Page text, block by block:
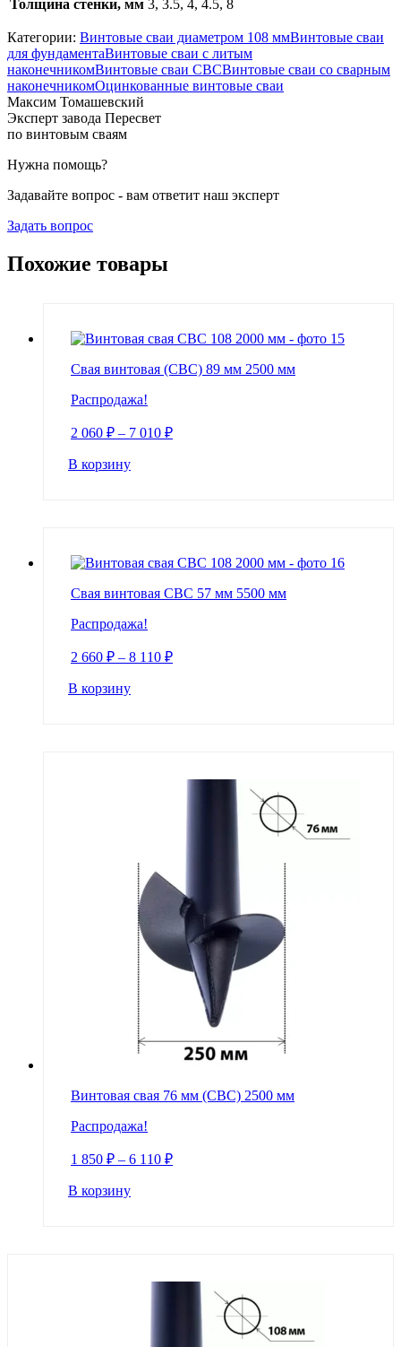
Толщина стенки, мм 3, 3.5, 4, 4.5, 8
Категории: Винтовые сваи диаметром 108 ммВинтовые сваи
для фундаментаВинтовые сваи с литым
наконечникомВинтовые сваи СВСВинтовые сваи со сварным
наконечникомОцинкованные винтовые сваи
Максим Томашевский
Эксперт завода Пересвет
по винтовым сваям
Нужна помощь?
Задавайте вопрос - вам ответит наш эксперт
Задать вопрос
Похожие товары
Свая винтовая (СВС) 89 мм 2500 мм
Распродажа!
2 060 ₽ – 7 010 ₽
В корзину
Свая винтовая СВС 57 мм 5500 мм
Распродажа!
2 660 ₽ – 8 110 ₽
В корзину
Винтовая свая 76 мм (СВС) 2500 мм
Распродажа!
1 850 ₽ – 6 110 ₽
В корзину